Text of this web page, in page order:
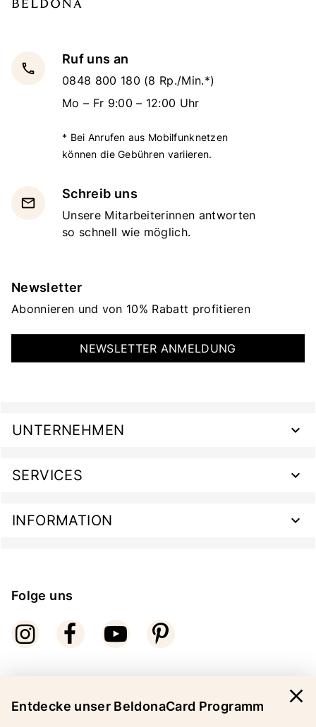
local_phone
Ruf uns an
0848 800 180 (8 Rp./Min.*)
Mo – Fr 9:00 – 12:00 Uhr
* Bei Anrufen aus Mobilfunknetzen
können die Gebühren variieren.
email
Schreib uns
Unsere Mitarbeiterinnen antworten
so schnell wie möglich.
Newsletter
Abonnieren und von 10% Rabatt profitieren
NEWSLETTER ANMELDUNG
UNTERNEHMEN
SERVICES
INFORMATION
Folge uns
Entdecke unser BeldonaCard Programm close